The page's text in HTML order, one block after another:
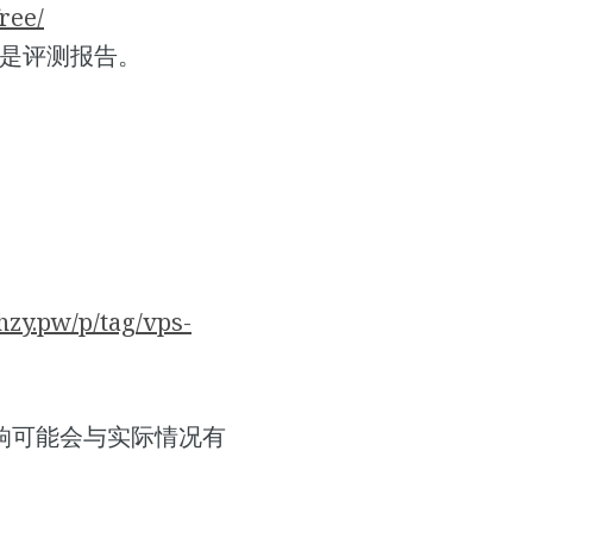
评测报告。
p/tag/vps-
可能会与实际情况有